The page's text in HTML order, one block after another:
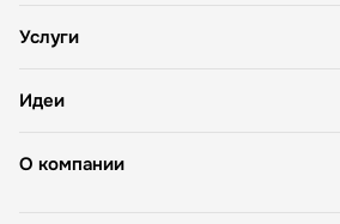
О компании
Услуги
Идеи